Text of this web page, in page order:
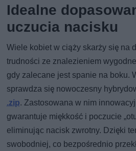
Idealne
uczucia nacisku
Wiele kobiet w ciąży skarży się na
trudności ze znalezieniem
gdy zalecane jest spanie na boku.
sprawdza się nowoczesny
.zip. Zastosowana w nim
gwarantuje miękkość i poczucie
eliminując nacisk zwrotny. Dzięki
swobodniej, co bezpośrednio